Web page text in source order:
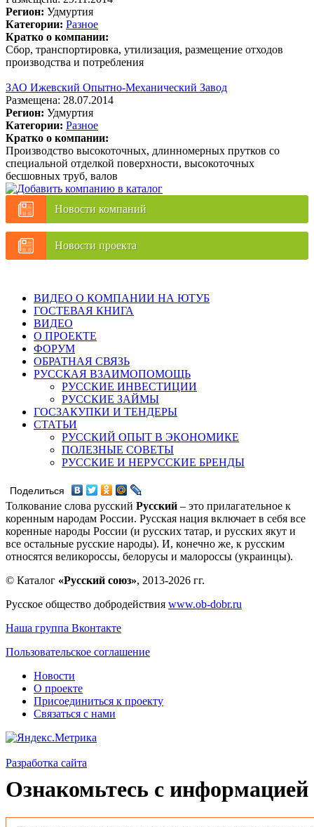
Регион: Удмуртия
Категории: Разное
Кратко о компании:
Сбор, транспортировка, утилизация, размещение отходов
производства и потребления
ЗАО Ижевский Опытно-Механический Завод
Размещена: 28.07.2014
Регион: Удмуртия
Категории: Разное
Кратко о компании:
Производство высокоточных, длинномерных прутков со
специальной отделкой поверхности, высокоточных
бесшовных труб, валов
Новости компаний
Новости проекта
ВИДЕО О КОМПАНИИ НА ЮТУБ
ГОСТЕВАЯ КНИГА
ВИДЕО
О ПРОЕКТЕ
ФОРУМ
ОБРАТНАЯ СВЯЗЬ
РУССКАЯ ВЗАИМОПОМОЩЬ
РУССКИЕ ИНВЕСТИЦИИ
РУССКИЕ ЗАЙМЫ
ГОСЗАКУПКИ И ТЕНДЕРЫ
СТАТЬИ
РУССКИЙ ОПЫТ В ЭКОНОМИКЕ
ПОЛЕЗНЫЕ СОВЕТЫ
РУССКИЕ И НЕРУССКИЕ БРЕНДЫ
Поделиться
Толкование слова русский Русский – это прилагательное к
коренным народам России. Русская нация включает в себя все
коренные народы России (и русских татар, и русских якут и
все остальные русские народы). И, конечно же, к русским
относятся великороссы, белорусы и малороссы (украинцы).
© Каталог «Русский союз», 2013-2026 гг.
Русское общество добродействия www.ob-dobr.ru
Наша группа Вконтакте
Пользовательское соглашение
Новости
О проекте
Присоединиться к проекту
Связаться с нами
Разработка сайта
Ознакомьтесь с информацией